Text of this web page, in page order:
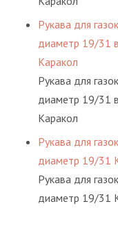
Рукава для
диаметр 19/31 в
Каракол
Рукава для
диаметр 19/31 в
Каракол
Рукава для
диаметр 19/31
Рукава для
диаметр 19/31